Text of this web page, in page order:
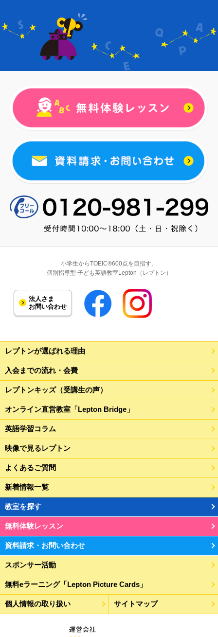
新宿区下落合3-2-16
MOCOPLA Lepton八幡山教室
杉並区上高井戸1丁目8-26
杉並区高井戸西1-21-19
室
豊島区要町3-38-3
個太郎塾Lepton雑司ヶ谷教室
新宿区住吉町8-8
えすこーとLepton渋谷教室
渋谷区渋谷1-2-12
創研学院Lepton西荻窪教室
杉並区西荻南2-21-10
えすこーとLepton三軒茶屋教室
放課後スクールMOCOPLA Lepton四
ッ谷教室
えすこーとLepton西荻窪教室
杉並区松庵3-41-1-2F
キッズスクールナインLepton代官山
えすこーとLepton千歳烏山教室
世田谷区南烏山6-3-7
個太郎塾Lepton江戸川橋教室
新宿区山吹町5
個人別指導塾ブレーンLepton練馬春
小学生からTOEIC®600点を目指す。
個別指導型 子ども英語教室Lepton（レプトン）
法人さま
お問い合わせ
レプトンが選ばれる理由
入会までの流れ・会費
レプトンキッズ（受講生の声）
オンライン直営教室「Lepton Bridge」
英語学習コラム
映像で見るレプトン
よくあるご質問
新着情報一覧
教室を探す
無料体験レッスン
資料請求・お問い合わせ
スポンサー活動
無料eラーニング「Lepton Picture Cards」
個人情報の取り扱い サイトマップ